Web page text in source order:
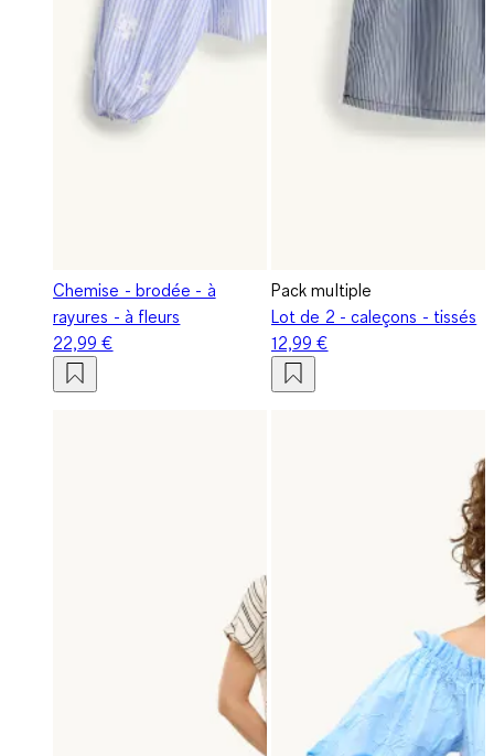
Chemise - brodée - à
rayures - à fleurs
22,99 €
Pack multiple
Lot de 2 - caleçons - tissés
12,99 €